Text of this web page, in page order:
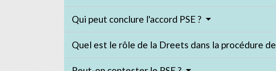
Qui peut conclure l'accord PSE ?
Quel est le rôle de la Dreets dans la procédure de